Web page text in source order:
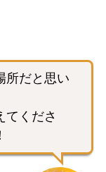
所だと思い
てくださ